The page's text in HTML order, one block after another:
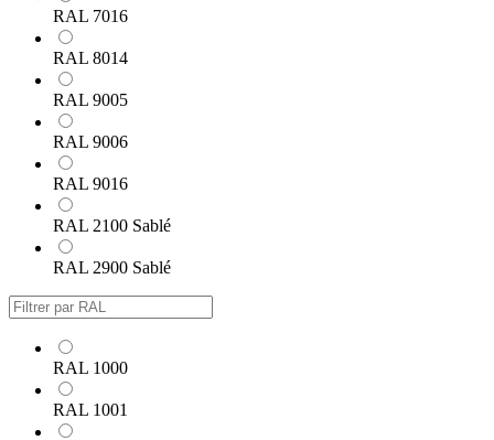
RAL 7016
RAL 8014
RAL 9005
RAL 9006
RAL 9016
RAL 2100 Sablé
RAL 2900 Sablé
RAL 1000
RAL 1001